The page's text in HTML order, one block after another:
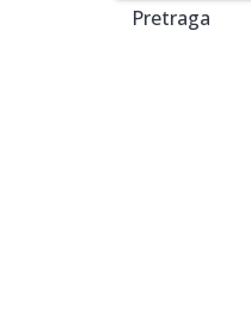
Pretraga